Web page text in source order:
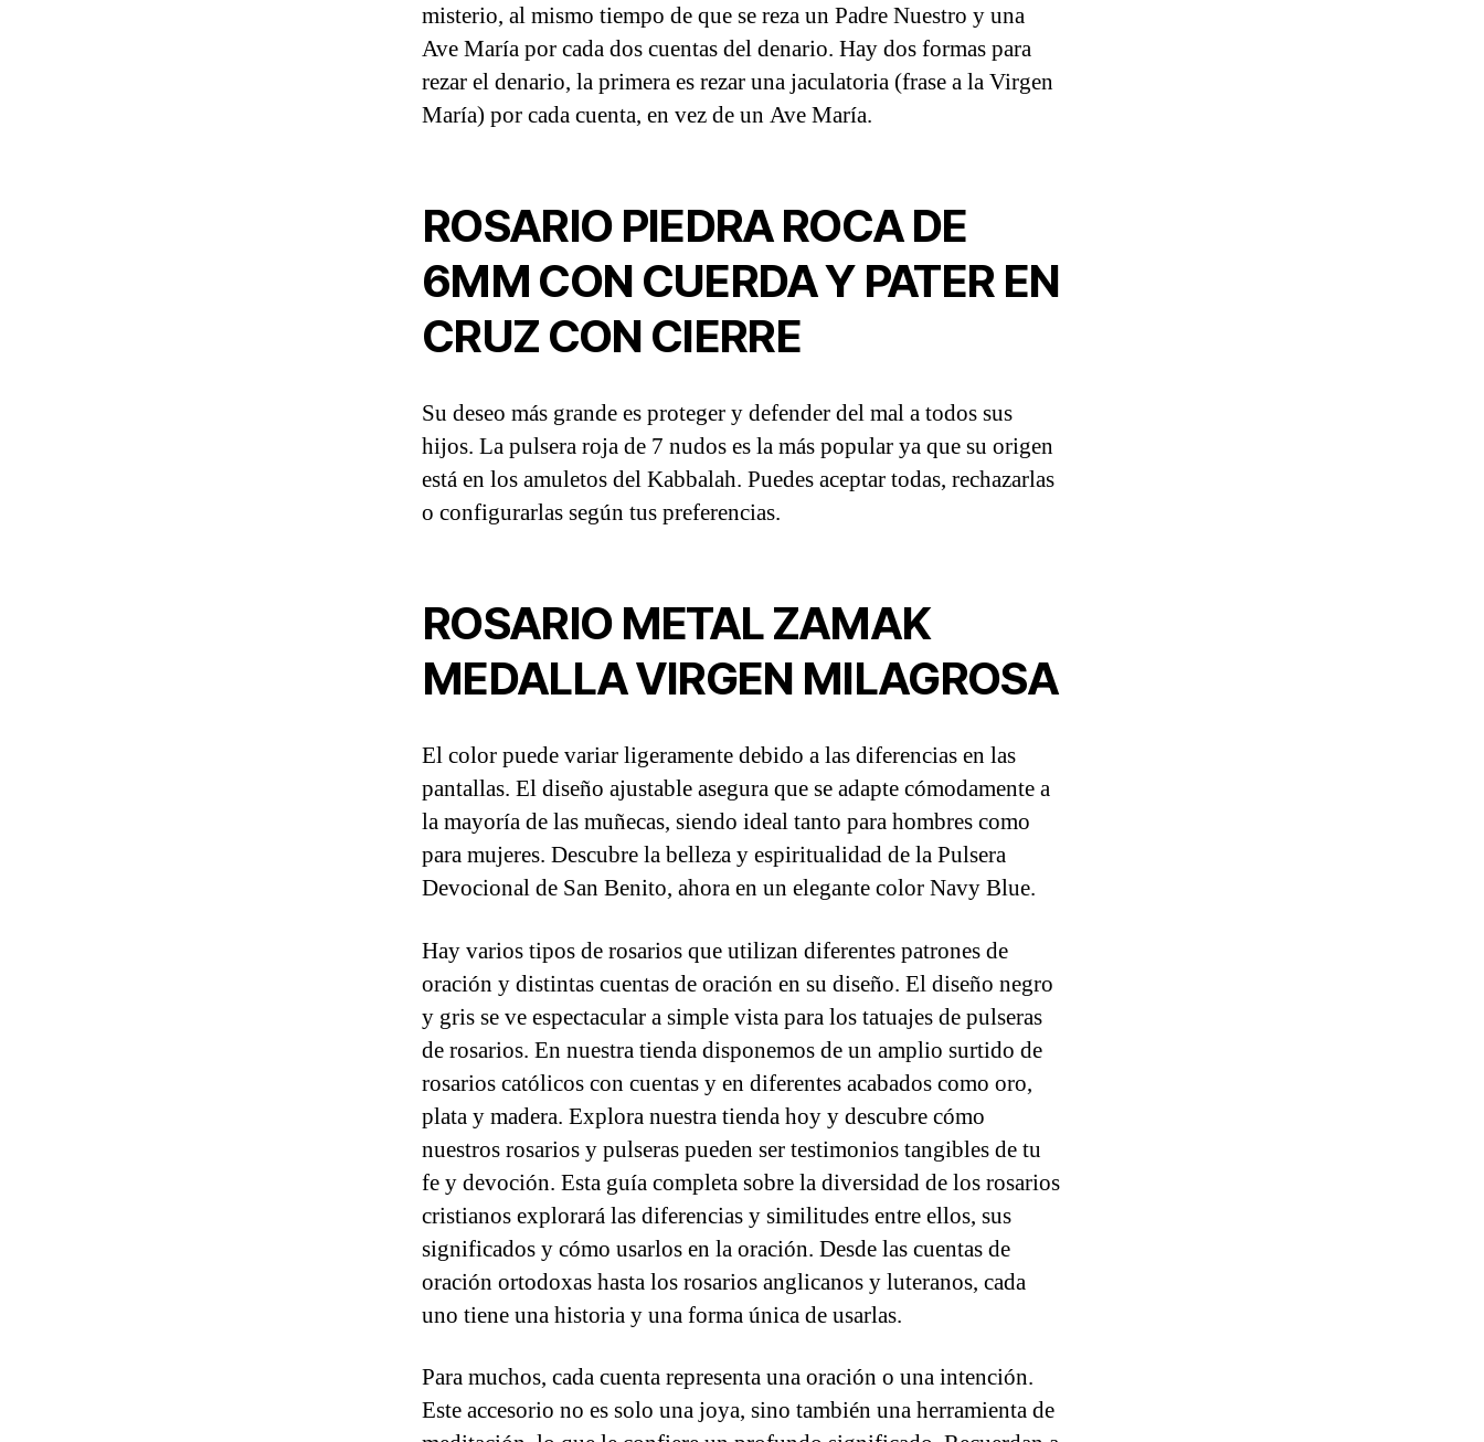
misterio, al mismo tiempo de que se reza un Padre Nuestro y una
Ave María por cada dos cuentas del denario. Hay dos formas para
rezar el denario, la primera es rezar una jaculatoria (frase a la Virgen
María) por cada cuenta, en vez de un Ave María.
ROSARIO PIEDRA ROCA DE
6MM CON CUERDA Y PATER EN
CRUZ CON CIERRE
Su deseo más grande es proteger y defender del mal a todos sus
hijos. La pulsera roja de 7 nudos es la más popular ya que su origen
está en los amuletos del Kabbalah. Puedes aceptar todas, rechazarlas
o configurarlas según tus preferencias.
ROSARIO METAL ZAMAK
MEDALLA VIRGEN MILAGROSA
El color puede variar ligeramente debido a las diferencias en las
pantallas. El diseño ajustable asegura que se adapte cómodamente a
la mayoría de las muñecas, siendo ideal tanto para hombres como
para mujeres. Descubre la belleza y espiritualidad de la Pulsera
Devocional de San Benito, ahora en un elegante color Navy Blue.
Hay varios tipos de rosarios que utilizan diferentes patrones de
oración y distintas cuentas de oración en su diseño. El diseño negro
y gris se ve espectacular a simple vista para los tatuajes de pulseras
de rosarios. En nuestra tienda disponemos de un amplio surtido de
rosarios católicos con cuentas y en diferentes acabados como oro,
plata y madera. Explora nuestra tienda hoy y descubre cómo
nuestros rosarios y pulseras pueden ser testimonios tangibles de tu
fe y devoción. Esta guía completa sobre la diversidad de los rosarios
cristianos explorará las diferencias y similitudes entre ellos, sus
significados y cómo usarlos en la oración. Desde las cuentas de
oración ortodoxas hasta los rosarios anglicanos y luteranos, cada
uno tiene una historia y una forma única de usarlas.
Para muchos, cada cuenta representa una oración o una intención.
Este accesorio no es solo una joya, sino también una herramienta de